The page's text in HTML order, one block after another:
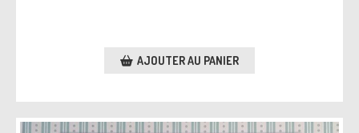
AJOUTER AU PANIER